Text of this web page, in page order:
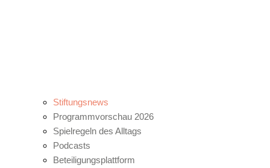
Stiftungsnews
Programmvorschau 2026
Spielregeln des Alltags
Podcasts
Beteiligungsplattform